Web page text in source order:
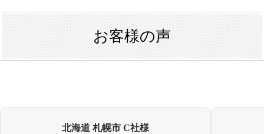
お客様の声
北海道 札幌市 C社様